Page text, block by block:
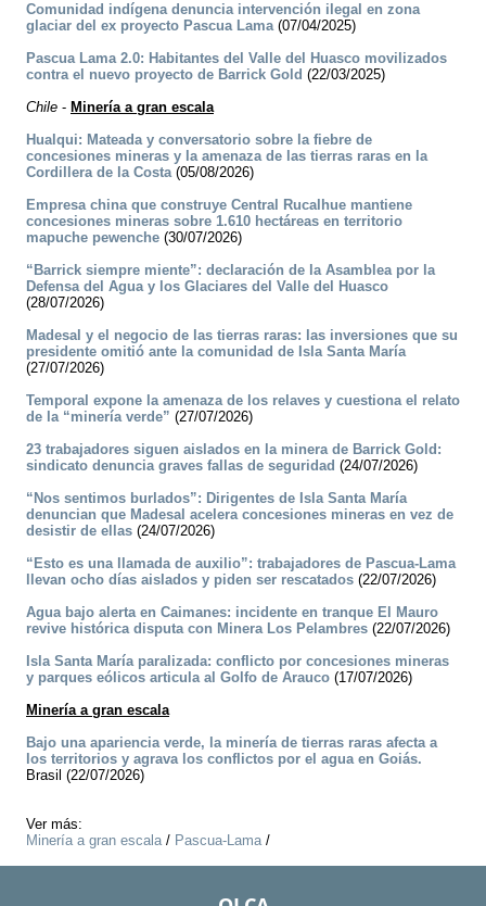
Comunidad indígena denuncia intervención ilegal en zona
glaciar del ex proyecto Pascua Lama(07/04/2025)
Pascua Lama 2.0: Habitantes del Valle del Huasco movilizados
contra el nuevo proyecto de Barrick Gold (22/03/2025)
Chile - Minería a gran escala
Hualqui: Mateada y conversatorio sobre la fiebre de
concesiones mineras y la amenaza de las tierras raras en la
Cordillera de la Costa(05/08/2026)
Empresa china que construye Central Rucalhue mantiene
concesiones mineras sobre 1.610 hectáreas en territorio
mapuche pewenche (30/07/2026)
“Barrick siempre miente”: declaración de la Asamblea por la
Defensa del Agua y los Glaciares del Valle del Huasco
(28/07/2026)
Madesal y el negocio de las tierras raras: las inversiones que su
presidente omitió ante la comunidad de Isla Santa María
(27/07/2026)
Temporal expone la amenaza de los relaves y cuestiona el relato
de la “minería verde” (27/07/2026)
23 trabajadores siguen aislados en la minera de Barrick Gold:
sindicato denuncia graves fallas de seguridad (24/07/2026)
“Nos sentimos burlados”: Dirigentes de Isla Santa María
denuncian que Madesal acelera concesiones mineras en vez de
desistir de ellas (24/07/2026)
“Esto es una llamada de auxilio”: trabajadores de Pascua-Lama
llevan ocho días aislados y piden ser rescatados (22/07/2026)
Agua bajo alerta en Caimanes: incidente en tranque El Mauro
revive histórica disputa con Minera Los Pelambres (22/07/2026)
Isla Santa María paralizada: conflicto por concesiones mineras
y parques eólicos articula al Golfo de Arauco (17/07/2026)
Minería a gran escala
Bajo una apariencia verde, la minería de tierras raras afecta a
los territorios y agrava los conflictos por el agua en Goiás.
Brasil (22/07/2026)
Ver más:
Minería a gran escala/ Pascua-Lama/